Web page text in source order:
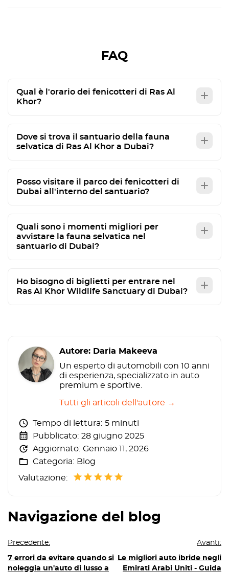
FAQ
Qual è l'orario dei fenicotteri di Ras Al
Khor?
Dove si trova il santuario della fauna
selvatica di Ras Al Khor a Dubai?
Posso visitare il parco dei fenicotteri di
Dubai all'interno del santuario?
Quali sono i momenti migliori per
avvistare la fauna selvatica nel
santuario di Dubai?
Ho bisogno di biglietti per entrare nel
Ras Al Khor Wildlife Sanctuary di Dubai?
Autore: Daria Makeeva
Un esperto di automobili con 10 anni
di esperienza, specializzato in auto
premium e sportive.
Tutti gli articoli dell'autore →
Tempo di lettura: 5 minuti
Pubblicato: 28 giugno 2025
Aggiornato: Gennaio 11, 2026
Categoria: Blog
Valutazione:
Navigazione del blog
Precedente:
7 errori da evitare quando si
noleggia un'auto di lusso a
Avanti:
Le migliori auto ibride negli
Emirati Arabi Uniti - Guida